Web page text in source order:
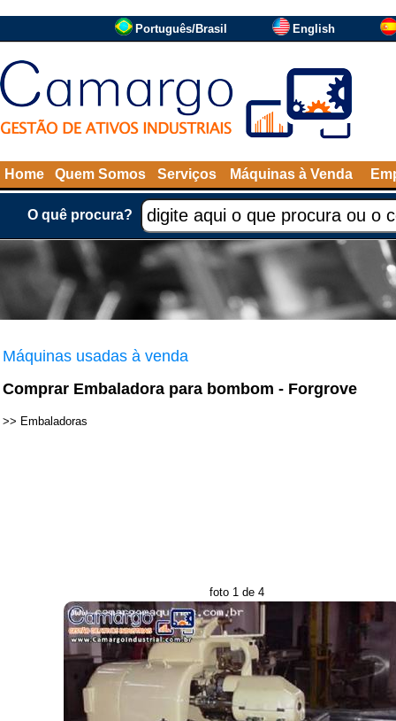
Português/Brasil English
Home Quem Somos Serviços Máquinas à Venda
O quê procura?
Máquinas usadas à venda
Comprar Embaladora para bombom - Forgrove
>> Embaladoras
foto 1 de 4